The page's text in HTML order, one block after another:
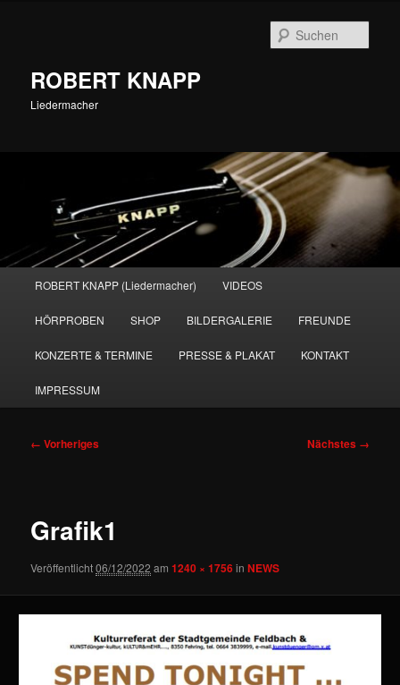
ROBERT KNAPP
Liedermacher
ROBERT KNAPP (Liedermacher) VIDEOS
HÖRPROBEN SHOP BILDERGALERIE FREUNDE
KONZERTE & TERMINE PRESSE & PLAKAT KONTAKT
IMPRESSUM
Bilder-
← Vorheriges Nächstes →
Grafik1
Veröffentlicht06/12/2022 am1240 × 1756inNEWS